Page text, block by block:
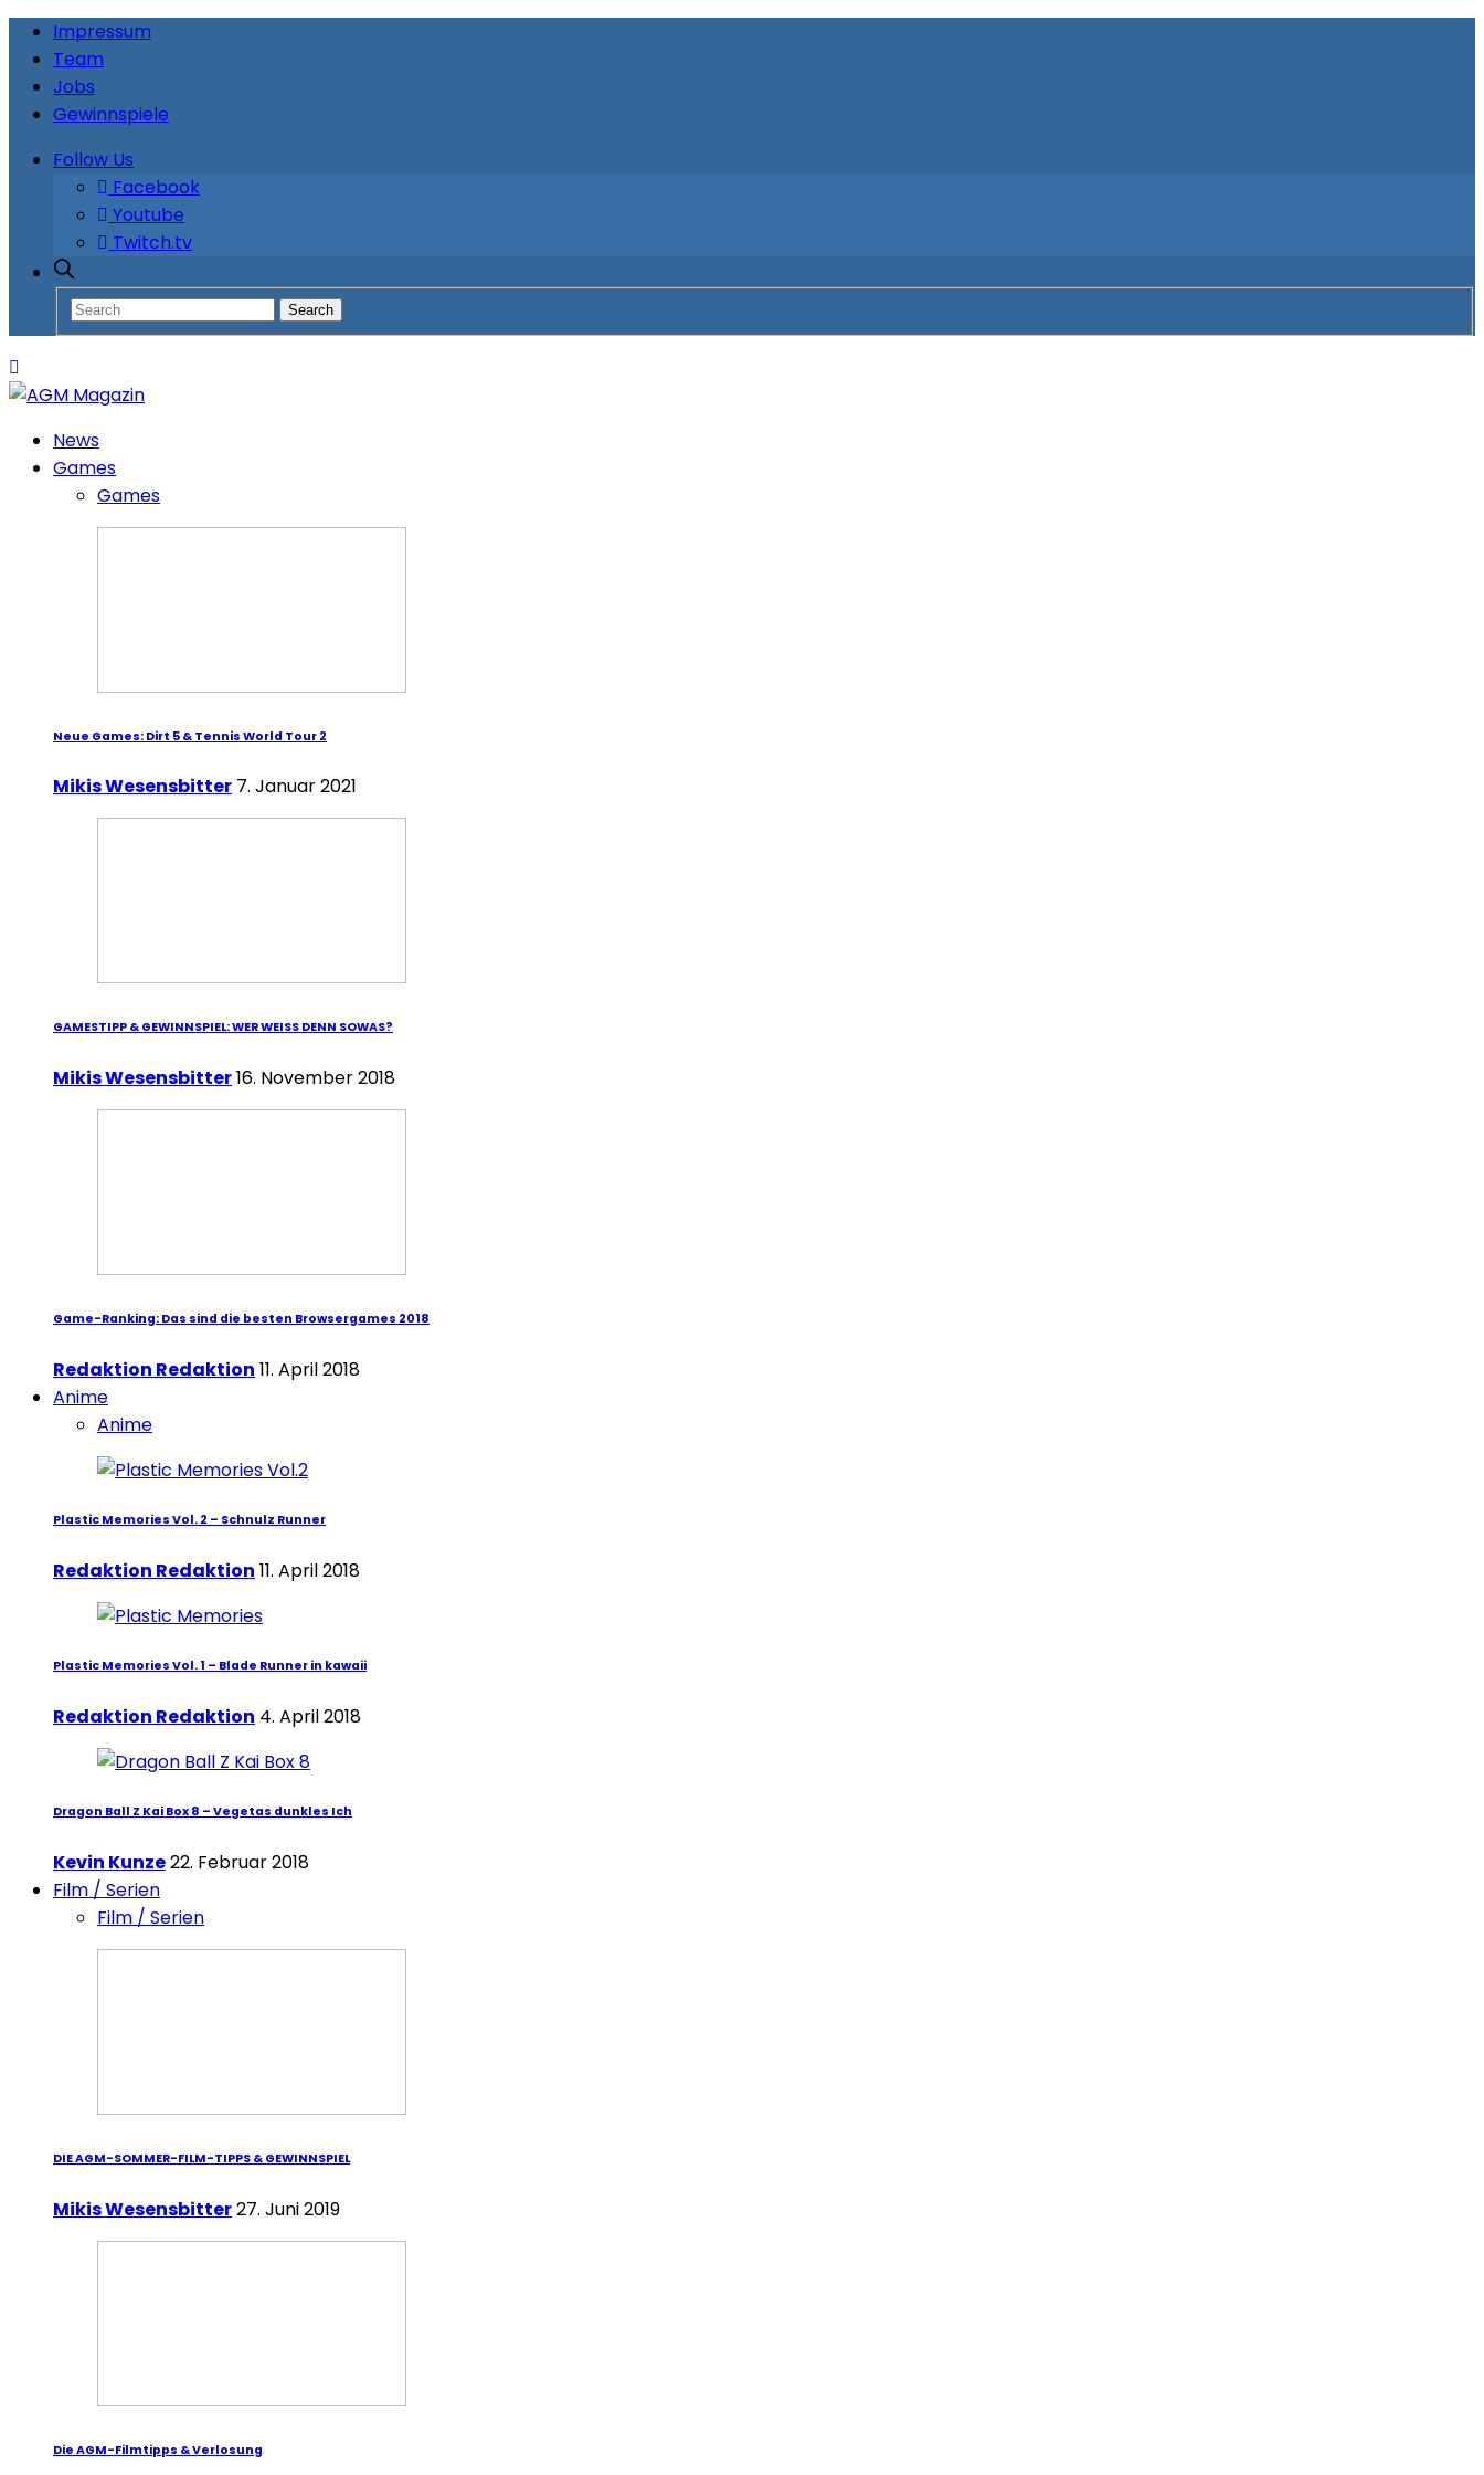
Impressum
Team
Jobs
Gewinnspiele
Follow Us
Facebook
Youtube
Twitch.tv
News
Games
Games
Neue Games: Dirt 5 & Tennis World Tour 2
Mikis Wesensbitter 7. Januar 2021
GAMESTIPP & GEWINNSPIEL: WER WEISS DENN SOWAS?
Mikis Wesensbitter16. November 2018
Game-Ranking: Das sind die besten Browsergames 2018
Redaktion Redaktion 11. April 2018
Anime
Anime
Plastic Memories Vol. 2 – Schnulz Runner
Redaktion Redaktion 11. April 2018
Plastic Memories Vol. 1 – Blade Runner in kawaii
Redaktion Redaktion 4. April 2018
Dragon Ball Z Kai Box 8 – Vegetas dunkles Ich
Kevin Kunze22. Februar 2018
Film / Serien
Film / Serien
DIE AGM-SOMMER-FILM-TIPPS & GEWINNSPIEL
Mikis Wesensbitter27. Juni 2019
Die AGM-Filmtipps & Verlosung